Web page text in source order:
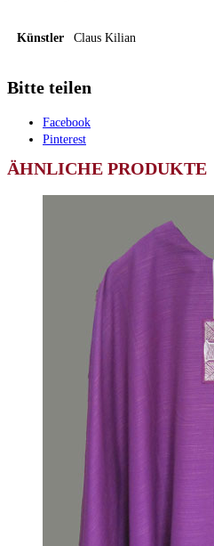
Künstler Claus Kilian
Bitte teilen
Facebook
Pinterest
ÄHNLICHE PRODUKTE